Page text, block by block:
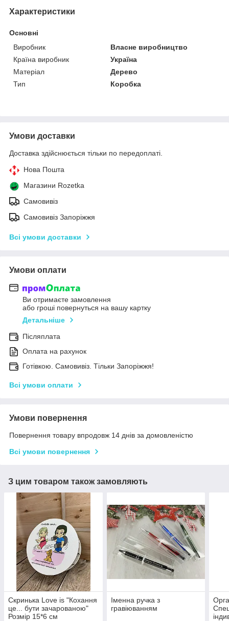
Характеристики
Основні
Виробник
Власне виробництво
Країна виробник
Україна
Матеріал
Дерево
Тип
Коробка
Умови доставки
Доставка здійснюється тільки по передоплаті.
Нова Пошта
Магазини Rozetka
Самовивіз
Самовивіз Запоріжжя
Всі умови доставки
Умови оплати
Ви отримаєте замовлення
або гроші повернуться на вашу картку
Детальніше
Післяплата
Оплата на рахунок
Готівкою. Самовивіз. Тільки Запоріжжя!
Всі умови оплати
Умови повернення
Повернення товару впродовж 14 днів за домовленістю
Всі умови повернення
З цим товаром також замовляють
Скринька Love is "Кохання
це... бути зачарованою"
Розмір 15*6 см
Іменна ручка з
гравіюванням